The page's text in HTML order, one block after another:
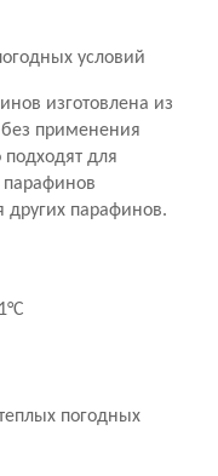
условий
изготовлена из
без применения
для
парафинов
других парафинов.
погодных